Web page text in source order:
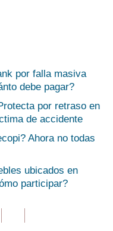
por falla masiva
debe pagar?
por retraso en
de accidente
Ahora no todas
ubicados en
participar?